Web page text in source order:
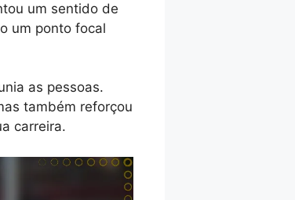
um sentido de
um ponto focal
as pessoas.
também reforçou
carreira.